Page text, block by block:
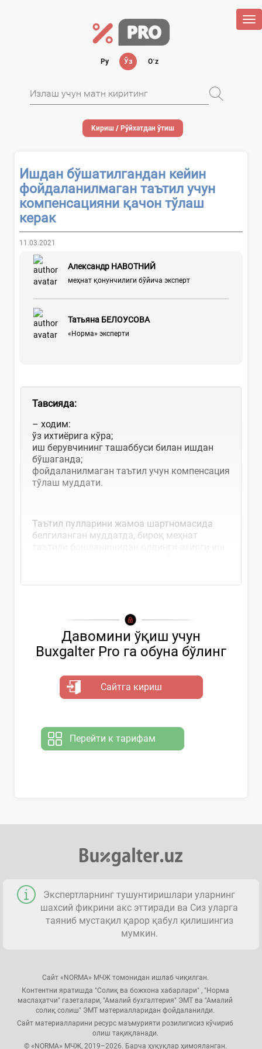
Ру Ўз Oʻz
Кириш / Рўйхатдан ўтиш
Ишдан бўшатилгандан кейин
фойдаланилмаган таътил учун
компенсацияни қачон тўлаш
керак
11.03.2021
Александр НАВОТНИЙ
меҳнат қонунчилиги бўйича эксперт
Татьяна БЕЛОУСОВА
«Норма» эксперти
Тавсияда:
– ходим:
ўз ихтиёрига кўра;
иш берувчининг ташаббуси билан ишдан
бўшаганда;
фойдаланилмаган таътил учун компенсация
тўлаш муддати.
Таътил пулларини жамоа шартномасида
белгиланган муддатда, бироқ меҳнат
Давомини ўқиш учун
Buxgalter Pro га обуна бўлинг
Сайтга кириш
Перейти к тарифам
Экспертларнинг тушунтиришлари уларнинг
шахсий фикрини акс эттиради ва Сиз уларга
таяниб мустақил қарор қабул қилишингиз
мумкин.
Сайт «NORMA» МЧЖ томонидан ишлаб чиқилган.
Контентни яратишда "Солиқ ва божхона хабарлари" , "Норма
маслаҳатчи" газеталари, "Амалий бухгалтерия" ЭМТ ва "Амалий
солиқ солиш" ЭМТ материалларидан фойдаланилди.
Сайт материалларини ресурс маъмурияти розилигисиз кўчириб
олиш тақиқланади.
© «NORMA» МЧЖ, 2019–2026. Барча ҳуқуқлар ҳимояланган.